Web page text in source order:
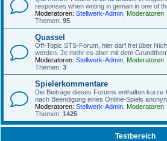
responses when writing in geman in one of
Moderatoren: Stellwerk-Admin Moderatoren
Themen: 95
Quassel
Off-Topic STS-Forum, hier darf frei über
werden. Je mehr es aber mit dem
Moderatoren: Stellwerk-Admin Moderatoren
Themen: 3
Spielerkommentare
Die Beiträge dieses Forums enthalten kurze
nach Beendigung eines Online-Spiels
Moderatoren: Stellwerk-Admin Moderatoren
Themen: 1425
Testbereich